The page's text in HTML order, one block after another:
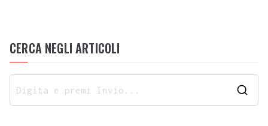
CERCA NEGLI ARTICOLI